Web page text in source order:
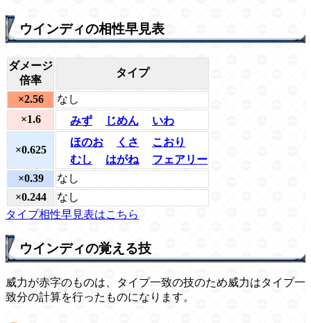
ウインディの相性早見表
ダメージ
倍率
タイプ
×2.56
なし
×1.6
みず じめん いわ
×0.625
ほのお くさ
こおり
むし
はがね
フェアリー
×0.39
なし
×0.244
なし
タイプ相性早見表はこちら
ウインディの覚える技
威力が赤字のものは、タイプ一致の技のため威力はタイプ一
致分の計算を行ったものになります。